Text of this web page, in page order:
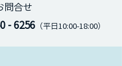
問合せ
- 6256 （平日10:00-18:00）